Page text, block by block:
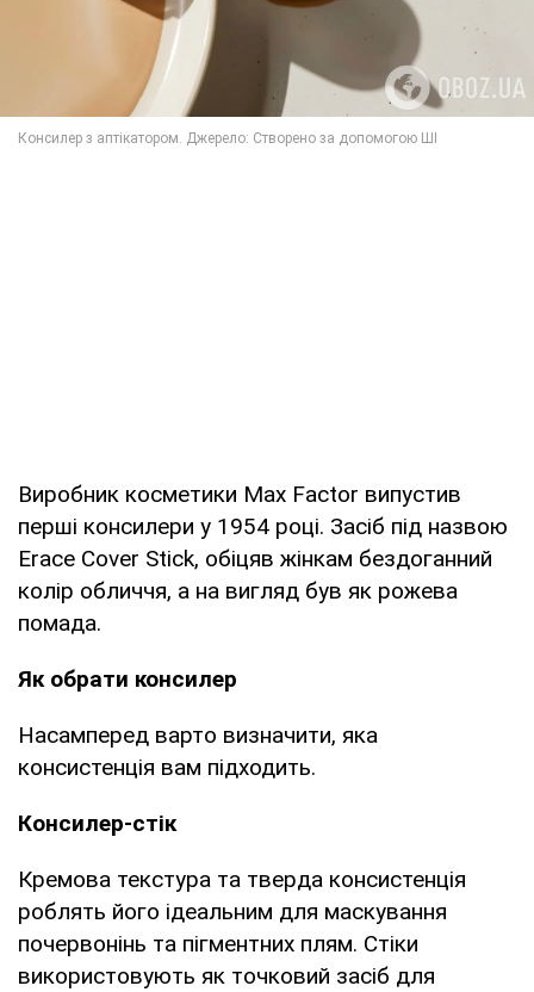
Виробник косметики Max Factor випустив
перші консилери у 1954 році. Засіб під назвою
Erace Cover Stick, обіцяв жінкам бездоганний
колір обличчя, а на вигляд був як рожева
помада.
Як обрати консилер
Насамперед варто визначити, яка
консистенція вам підходить.
Консилер-стік
Кремова текстура та тверда консистенція
роблять його ідеальним для маскування
почервонінь та пігментних плям. Стіки
використовують як точковий засіб для